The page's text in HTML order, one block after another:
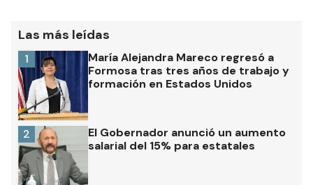
Las más leídas
María Alejandra Mareco regresó a
Formosa tras tres años de trabajo y
formación en Estados Unidos
1
El Gobernador anunció un aumento
salarial del 15% para estatales
2